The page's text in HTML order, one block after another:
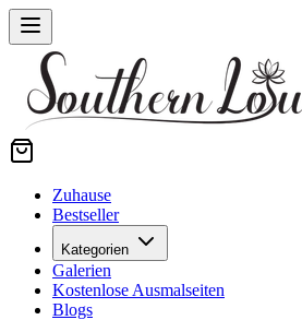
Zuhause
Bestseller
Kategorien
Galerien
Kostenlose Ausmalseiten
Blogs